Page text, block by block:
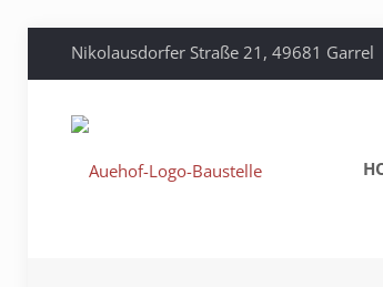
Nikolausdorfer Straße 21, 49681 Garrel